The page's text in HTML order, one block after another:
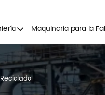
Maquinaria para la